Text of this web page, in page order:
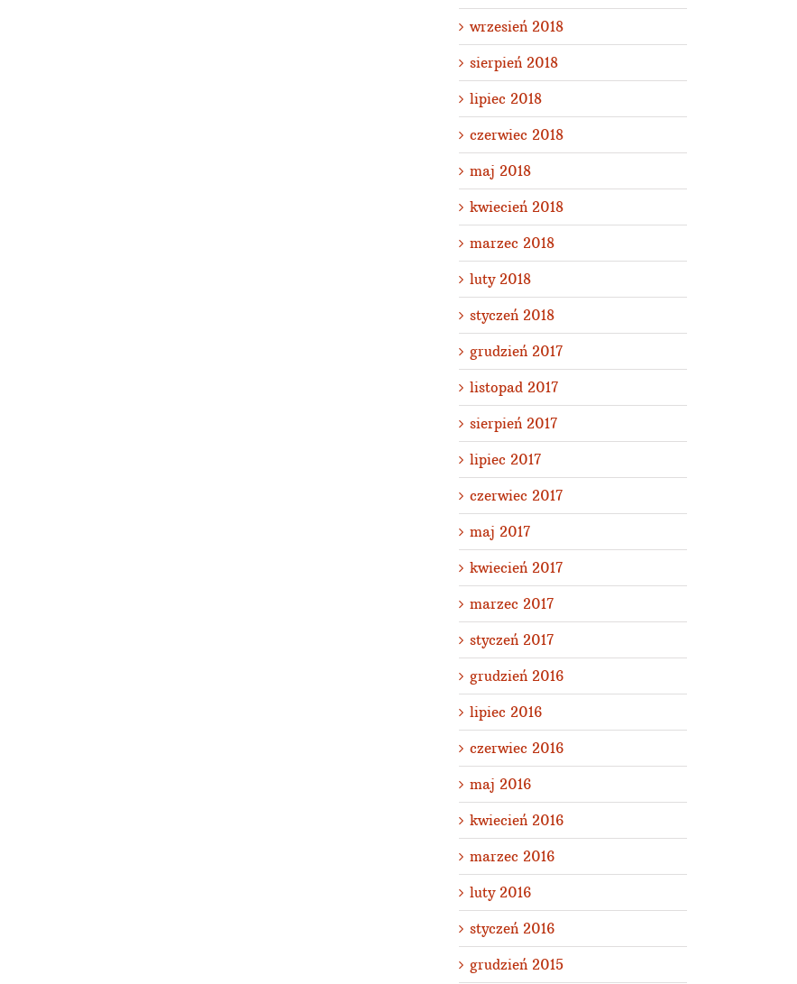
wrzesień 2018
sierpień 2018
lipiec 2018
czerwiec 2018
maj 2018
kwiecień 2018
marzec 2018
luty 2018
styczeń 2018
grudzień 2017
listopad 2017
sierpień 2017
lipiec 2017
czerwiec 2017
maj 2017
kwiecień 2017
marzec 2017
styczeń 2017
grudzień 2016
lipiec 2016
czerwiec 2016
maj 2016
kwiecień 2016
marzec 2016
luty 2016
styczeń 2016
grudzień 2015